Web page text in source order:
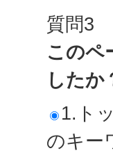
質問3
このペ
したか
1.ト
のキー